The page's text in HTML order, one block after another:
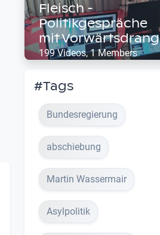
Fleisch -
Politikgespräche
mit Vorwärtsdrang
199 Videos, 1 Members
#Tags
Bundesregierung
abschiebung
Martin Wassermair
Asylpolitik